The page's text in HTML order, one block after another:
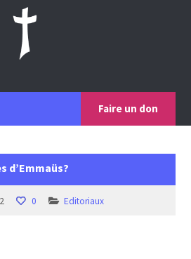
Faire un don
d’Emmaüs?
0 Editoriaux